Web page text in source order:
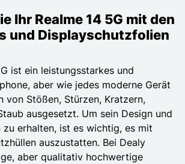
Ihr Realme 14 5G mit den
und Displayschutzfolien
ist ein leistungsstarkes und
aber wie jedes moderne Gerät
von Stößen, Stürzen, Kratzern,
ausgesetzt. Um sein Design und
zu erhalten, ist es wichtig, es mit
auszustatten. Bei Dealy
aber qualitativ hochwertige